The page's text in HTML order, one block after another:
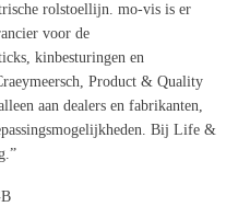
rolstoellijn. mo-vis is er
voor de
kinbesturingen en
aeymeersch, Product & Quality
aan dealers en fabrikanten,
. Bij Life &
.”